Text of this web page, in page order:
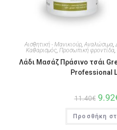
Αισθητική - Μανικιούρ, Αναλώσιμα,
Καθαρισμός, Προσωπική φροντίδα,
Λάδι Μασάζ Πράσινο τσάι
Professional
11.40€ 9.92
Προσθήκη